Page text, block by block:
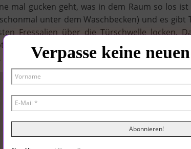
mal gucken geht, was in dem Raum so los
unter dem Waschbecken) und es gibt
Fressalien über die Türschwelle locken.
sind, aber manchmal kann die Wanne –
der Herr Hund entspannt ins Badezimmer
Verpasse keine